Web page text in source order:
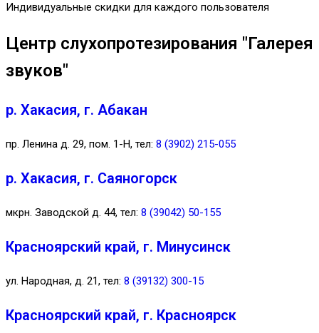
Индивидуальные скидки для каждого пользователя
Центр слухопротезирования "Галерея
звуков"
р. Хакасия, г. Абакан
пр. Ленина д. 29, пом. 1-Н, тел: 8 (3902) 215-055
р. Хакасия, г. Саяногорск
мкрн. Заводской д. 44, тел: 8 (39042) 50-155
Красноярский край, г. Минусинск
ул. Народная, д. 21, тел: 8 (39132) 300-15
Красноярский край, г. Красноярск